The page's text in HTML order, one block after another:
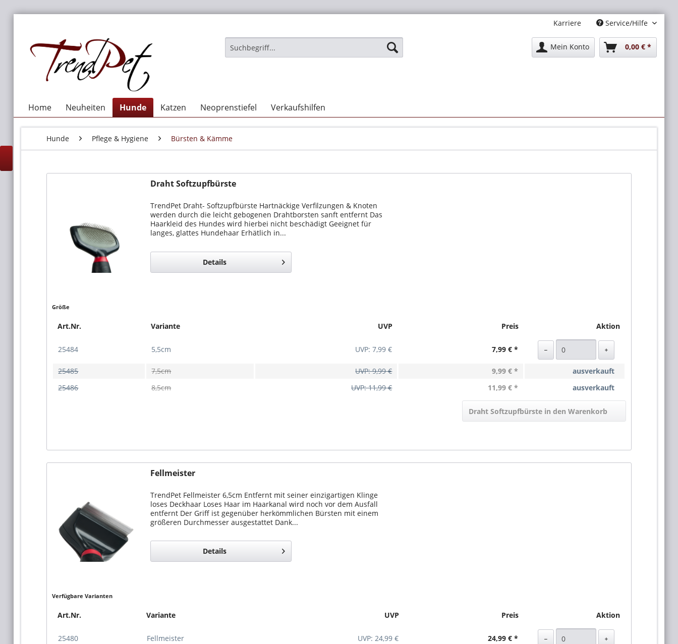
Karriere Service/Hilfe
Mein Konto 0,00 € *
Home Neuheiten Hunde Katzen Neoprenstiefel Verkaufshilfen
Hunde Pflege & Hygiene Bürsten & Kämme
Draht Softzupfbürste
TrendPet Draht- Softzupfbürste Hartnäckige Verfilzungen & Knoten
werden durch die leicht gebogenen Drahtborsten sanft entfernt Das
Haarkleid des Hundes wird hierbei nicht beschädigt Geeignet für
langes, glattes Hundehaar Erhätlich in...
Details
Größe
Art.Nr. Variante UVP Preis Aktion
25484 5,5cm UVP: 7,99 € 7,99 € *
25485 7,5cm UVP: 9,99 € 9,99 € *
ausverkauft
25486
8,5cm UVP: 11,99 € 11,99 € * ausverkauft
Draht Softzupfbürste in den Warenkorb
Fellmeister
TrendPet Fellmeister 6,5cm Entfernt mit seiner einzigartigen Klinge
loses Deckhaar Loses Haar im Haarkanal wird noch vor dem Ausfall
entfernt Der Griff ist gegenüber herkömmlichen Bürsten mit einem
größeren Durchmesser ausgestattet Dank...
Details
Verfügbare Varianten
Art.Nr. Variante UVP Preis Aktion
25480 Fellmeister UVP: 24,99 € 24,99 € *